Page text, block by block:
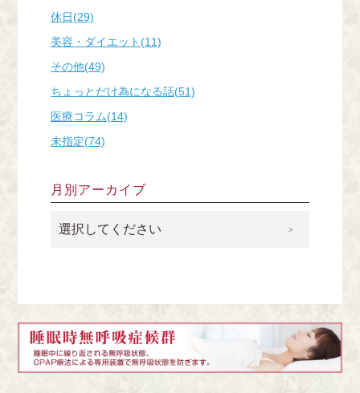
休日(29)
美容・ダイエット(11)
その他(49)
ちょっとだけ為になる話(51)
医療コラム(14)
未指定(74)
月別アーカイブ